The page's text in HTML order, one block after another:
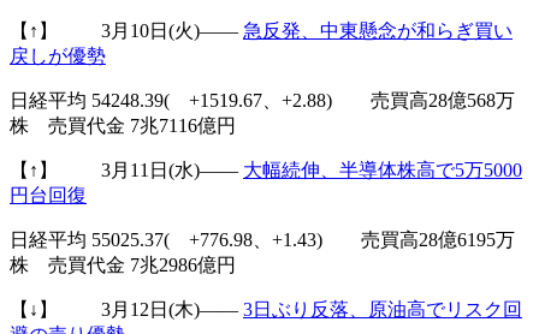
【↑】 3月10日(火)―― 急反発、中東懸念が和らぎ買い
戻しが優勢
日経平均 54248.39( +1519.67、+2.88) 売買高28億568万
株 売買代金 7兆7116億円
【↑】 3月11日(水)―― 大幅続伸、半導体株高で5万5000
円台回復
日経平均 55025.37( +776.98、+1.43) 売買高28億6195万
株 売買代金 7兆2986億円
【↓】 3月12日(木)―― 3日ぶり反落、原油高でリスク回